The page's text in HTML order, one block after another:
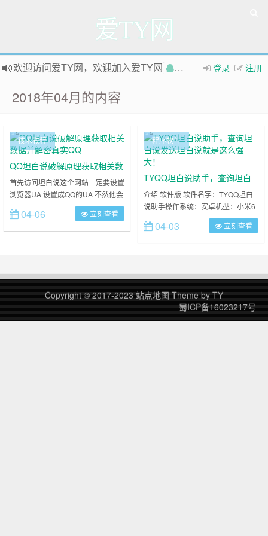
爱TY网
登录 注册
欢迎访问爱TY网，欢迎加入爱TY网 QQ群
2018年04月的内容
技术教程
QQ坦白说破解原理获取相关数
据并解密真实QQ
首先访问坦白说这个网站一定要设置
浏览器UA 设置成QQ的UA 不然他会
跳转到QQ官网 复制本链接在QQ里
打开http://tool.atyv.cn/ua/ 坦白说：
https://ti.qq.com/honest-say/my-
04-06 立刻查看
程序软件
TYQQ坦白说助手，查询坦白
说发送坦白说就是这么强大！
介绍 软件版 软件名字：TYQQ坦白
说助手操作系统：安卓机型：小米6
软件大小：1.39MB软件版本：1.94
下载地址APP安全分析：
https://habo.qq.com/file/showdetail?
所以楼主采用腾讯哈勃分析，分析了
软件，并没有问题！ ……
04-03 立刻查看
Copyright © 2017-2023 站点地图 Theme by TY
蜀ICP备16023217号